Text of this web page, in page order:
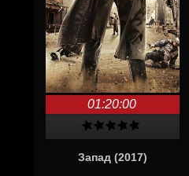
01:20:00
Запад (2017)